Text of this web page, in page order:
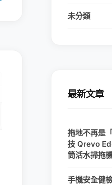
未分類
最新文章
拖地不再是
技 Qrevo
筒活水掃拖
手機安全健